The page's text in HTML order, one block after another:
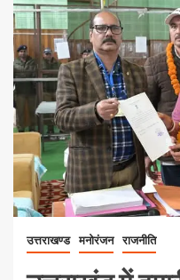
उत्तराखण्ड मनोरंजन राजनीति